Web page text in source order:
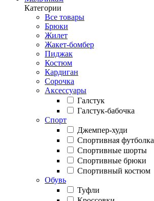
Категории
Все товары
Брюки
Жилет
Жакет-бомбер
Пиджак
Костюм
Кардиган
Сорочка
Аксессуары
Галстук
Галстук-бабочка
Спорт
Джемпер-худи
Спортивная футболка
Спортивные шорты
Спортивные брюки
Спортивный костюм
Обувь
Туфли